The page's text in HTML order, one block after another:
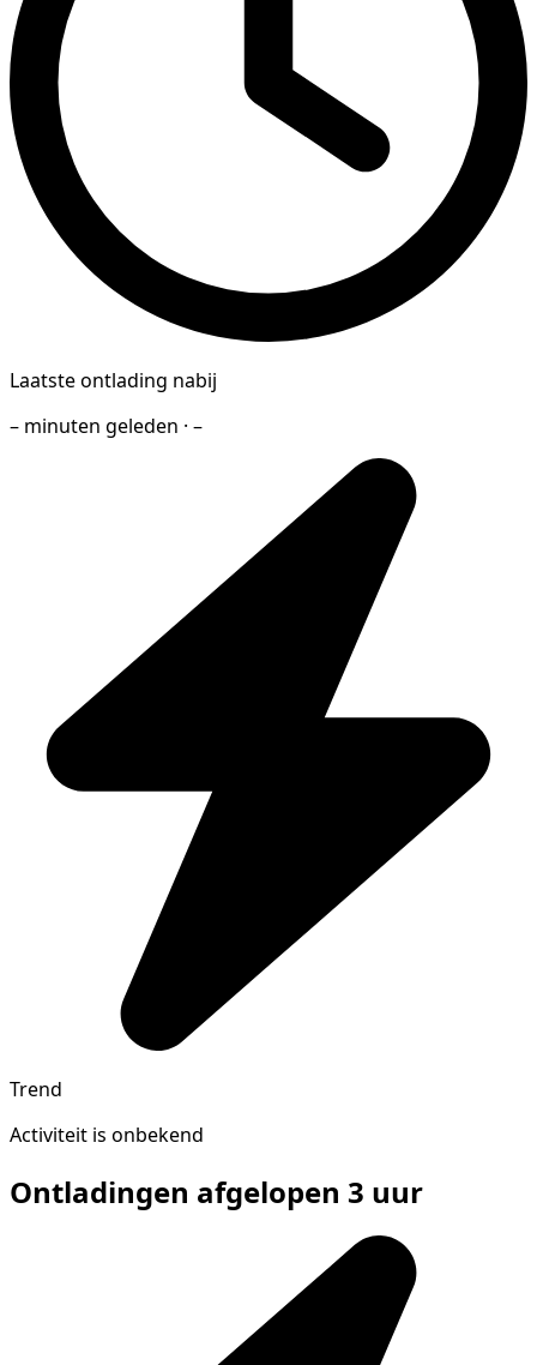
Laatste ontlading nabij
– minuten geleden · –
Trend
Activiteit is onbekend
Ontladingen afgelopen 3 uur